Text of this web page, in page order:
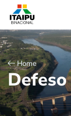
Home
Defeso